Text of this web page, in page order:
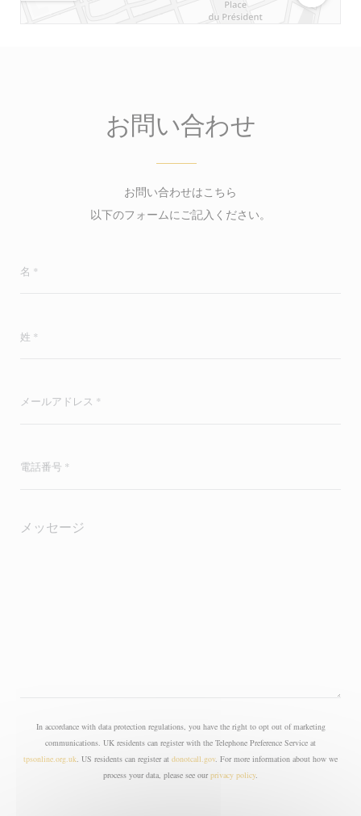
お問い合わせ
お問い合わせはこちら
以下のフォームにご記入ください。
In accordance with data protection regulations, you have the right to opt out of marketing
communications. UK residents can register with the Telephone Preference Service at
tpsonline.org.uk . US residents can register at donotcall.gov. For more information about how we
process your data, please see our privacy policy.